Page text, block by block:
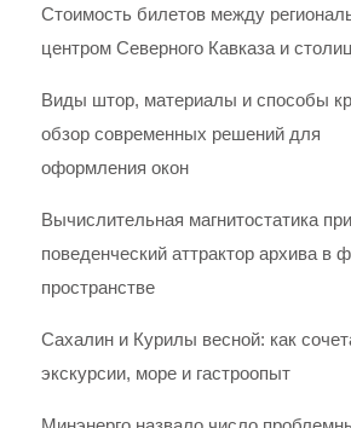
Стоимость билетов между
центром Северного Кавказа и
Виды штор, материалы и способы
обзор современных решений для
оформления окон
Вычислительная магнитостатика
поведенческий аттрактор архива в
пространстве
Сахалин и Курилы весной: как
экскурсии, море и гастроопыт